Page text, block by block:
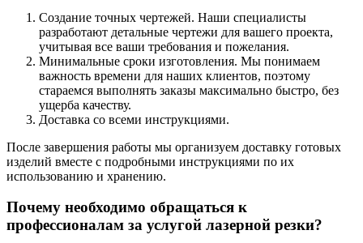
Создание точных чертежей. Наши специалисты
разработают детальные чертежи для вашего проекта,
учитывая все ваши требования и пожелания.
Минимальные сроки изготовления. Мы понимаем
важность времени для наших клиентов, поэтому
стараемся выполнять заказы максимально быстро, без
ущерба качеству.
Доставка со всеми инструкциями.
После завершения работы мы организуем доставку готовых
изделий вместе с подробными инструкциями по их
использованию и хранению.
Почему необходимо обращаться к
профессионалам за услугой лазерной резки?